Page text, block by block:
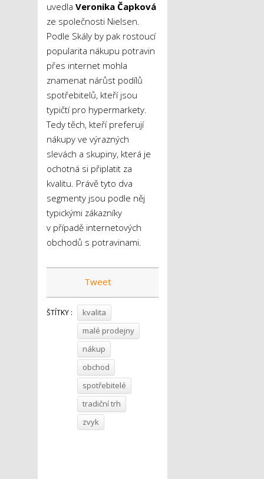
uvedla Veronika Čapková
ze společnosti Nielsen.
Podle Skály by pak rostoucí
popularita nákupu potravin
přes internet mohla
znamenat nárůst podílů
spotřebitelů, kteří jsou
typičtí pro hypermarkety.
Tedy těch, kteří preferují
nákupy ve výrazných
slevách a skupiny, která je
ochotná si připlatit za
kvalitu. Právě tyto dva
segmenty jsou podle něj
typickými zákazníky
v případě internetových
obchodů s potravinami.
Tweet
ŠTÍTKY :
kvalita
malé prodejny
nákup
obchod
spotřebitelé
tradiční trh
zvyk